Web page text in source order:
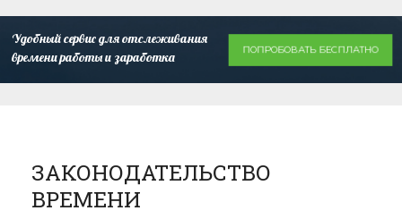
Удобный сервис для отслеживания
времени работы и заработка
ПОПРОБОВАТЬ БЕСПЛАТНО
ЗАКОНОДАТЕЛЬСТВО
ВРЕМЕНИ